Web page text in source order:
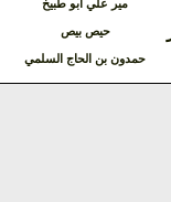
مير علي أبو طبيخ
حيص بيص
حمدون بن الحاج السلمي